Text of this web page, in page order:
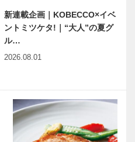
連載エッセイ
／喫茶店の書
ベトナム元気
X躍動するア
ジア 第16回
｜ソウル特別
市龍山区の洪
新連載企画｜KOBECCO×イベ
ントミツケタ!｜“大人”の夏グ
ル…
2026.08.01